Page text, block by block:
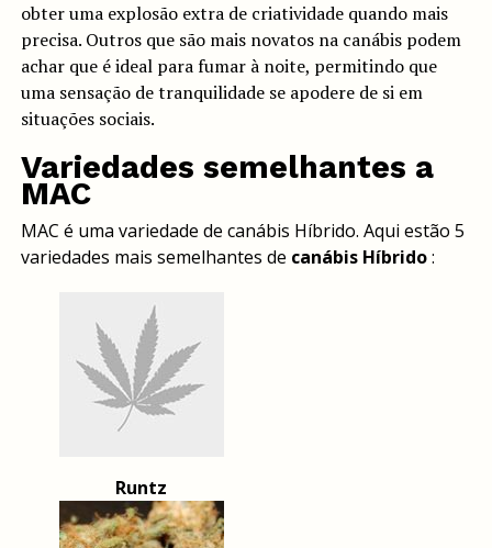
obter uma explosão extra de criatividade quando mais
precisa. Outros que são mais novatos na canábis podem
achar que é ideal para fumar à noite, permitindo que
uma sensação de tranquilidade se apodere de si em
situações sociais.
Variedades semelhantes a
MAC
MAC é uma variedade de canábis Híbrido. Aqui estão 5
variedades mais semelhantes de canábis Híbrido:
Runtz